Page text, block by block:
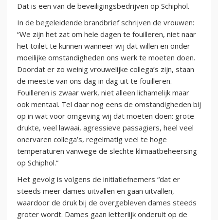
Dat is een van de beveiligingsbedrijven op Schiphol.
In de begeleidende brandbrief schrijven de vrouwen:
“We zijn het zat om hele dagen te fouilleren, niet naar
het toilet te kunnen wanneer wij dat willen en onder
moeilijke omstandigheden ons werk te moeten doen.
Doordat er zo weinig vrouwelijke collega’s zijn, staan
de meeste van ons dag in dag uit te fouilleren.
Fouilleren is zwaar werk, niet alleen lichamelijk maar
ook mentaal. Tel daar nog eens de omstandigheden bij
op in wat voor omgeving wij dat moeten doen: grote
drukte, veel lawaai, agressieve passagiers, heel veel
onervaren collega’s, regelmatig veel te hoge
temperaturen vanwege de slechte klimaatbeheersing
op Schiphol.”
Het gevolg is volgens de initiatiefnemers “dat er
steeds meer dames uitvallen en gaan uitvallen,
waardoor de druk bij de overgebleven dames steeds
groter wordt. Dames gaan letterlijk onderuit op de